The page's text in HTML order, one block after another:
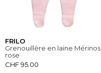
FRILO
Grenouillère en laine Mérinos
rose
CHF95.00